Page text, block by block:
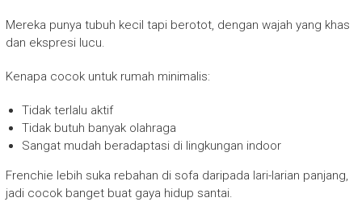
Mereka punya tubuh kecil tapi berotot, dengan wajah yang khas
dan ekspresi lucu.
Kenapa cocok untuk rumah minimalis:
Tidak terlalu aktif
Tidak butuh banyak olahraga
Sangat mudah beradaptasi di lingkungan indoor
Frenchie lebih suka rebahan di sofa daripada lari-larian panjang,
jadi cocok banget buat gaya hidup santai.